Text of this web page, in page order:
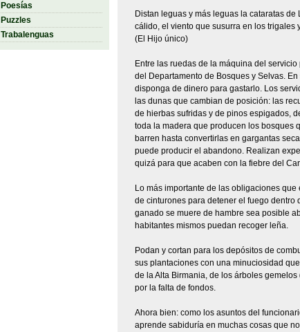
Poesías
Puzzles
Trabalenguas
Distan leguas y más leguas la cataratas
cálido, el viento que susurra en los trigales
(El Hijo único)
Entre las ruedas de la máquina del
del Departamento de Bosques y Selvas.
disponga de dinero para gastarlo. Los
las dunas que cambian de posición: las
de hierbas sufridas y de pinos espigados,
toda la madera que producen los bosques
barren hasta convertirlas en gargantas
puede producir el abandono. Realizan
quizá para que acaben con la fiebre del
Lo más importante de las obligaciones
de cinturones para detener el fuego dentro
ganado se muere de hambre sea posible
habitantes mismos puedan recoger leña.
Podan y cortan para los depósitos de
sus plantaciones con una minuciosidad
de la Alta Birmania, de los árboles
por la falta de fondos.
Ahora bien: como los asuntos del
aprende sabiduría en muchas cosas que